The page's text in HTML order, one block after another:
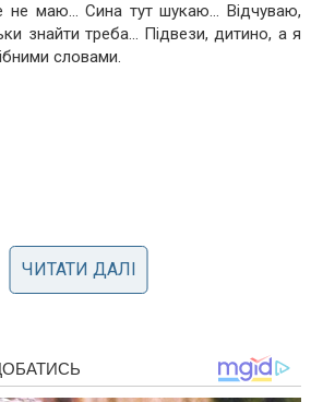
не маю… Сина тут шукаю… Відчуваю,
знайти треба… Підвези, дитино, а я
словами.
ЧИТАТИ ДАЛІ